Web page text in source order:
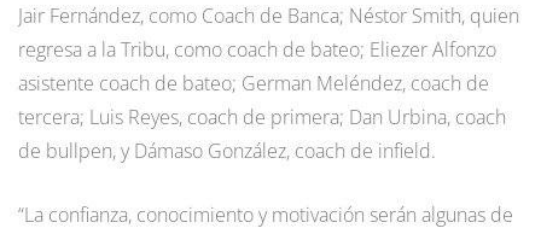
Jair Fernández, como Coach de Banca; Néstor Smith, quien
regresa a la Tribu, como coach de bateo; Eliezer Alfonzo
asistente coach de bateo; German Meléndez, coach de
tercera; Luis Reyes, coach de primera; Dan Urbina, coach
de bullpen, y Dámaso González, coach de infield.
“La confianza, conocimiento y motivación serán algunas de